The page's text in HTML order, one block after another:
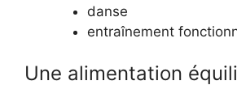
danse
entraînement
Une alimentation